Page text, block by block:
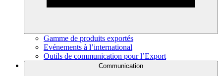
Gamme de produits exportés
Evénements à l’international
Outils de communication pour l’Export
Communication